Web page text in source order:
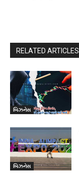
RELATED ARTICLES
બિઝનેસ
બિઝનેસ